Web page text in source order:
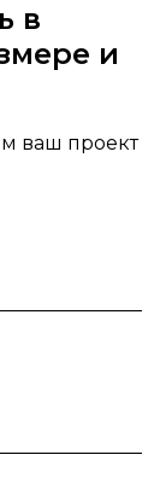
в
и
ваш проект